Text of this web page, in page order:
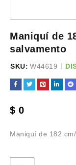
Maniquí de
salvamento
SKU: W44619
$ 0
Maniquí de 182